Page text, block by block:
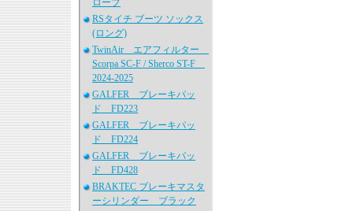
ローブ
RSタイチ ブーツ ソックス
(ロング)
TwinAir エアフィルター
Scorpa SC-F / Sherco ST-F
2024-2025
GALFER ブレーキパッ
ド FD223
GALFER ブレーキパッ
ド FD224
GALFER ブレーキパッ
ド FD428
BRAKTEC ブレーキマスタ
ーシリンダー ブラック